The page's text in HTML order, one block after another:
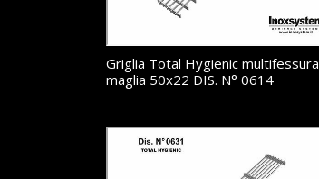
Griglia Total Hygienic multifessura
maglia 50x22 DIS. N° 0614